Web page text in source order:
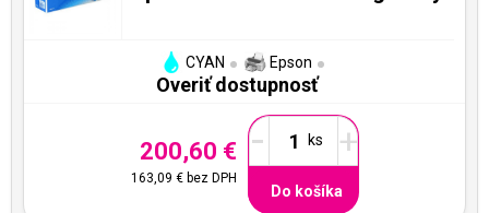
CYAN Epson
Overiť dostupnosť
200,60 €
163,09 €bez DPH
- +
Do košíka